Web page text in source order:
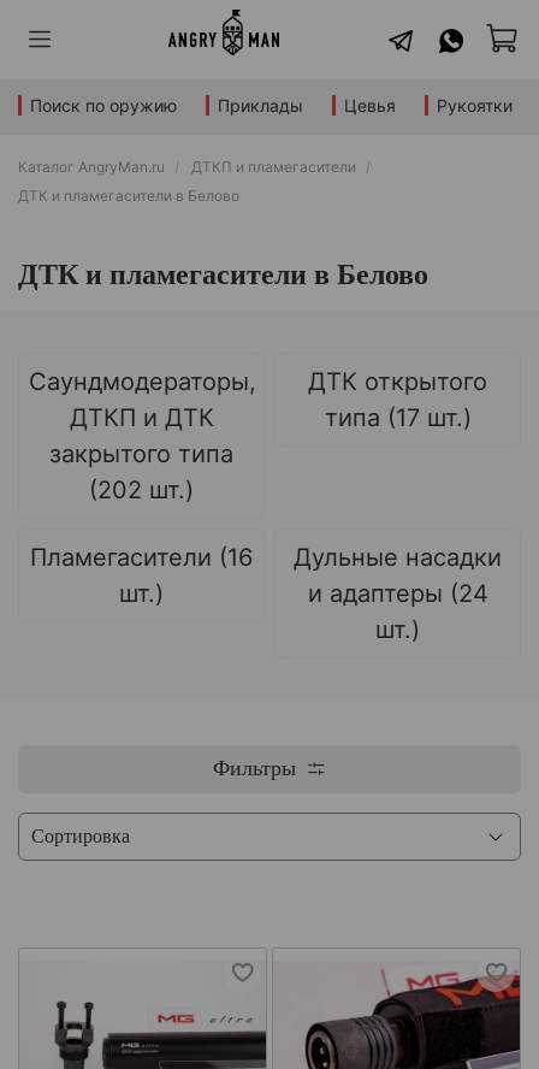
Поиск по оружию Приклады Цевья Рукоятки
Каталог AngryMan.ru
ДТКП и пламегасители
ДТК и пламегасители в Белово
ДТК и пламегасители в Белово
Саундмодераторы,
ДТКП и ДТК
закрытого типа
(202 шт.)
ДТК открытого
типа (17 шт.)
Пламегасители (16
шт.)
Дульные насадки
и адаптеры (24
шт.)
Фильтры